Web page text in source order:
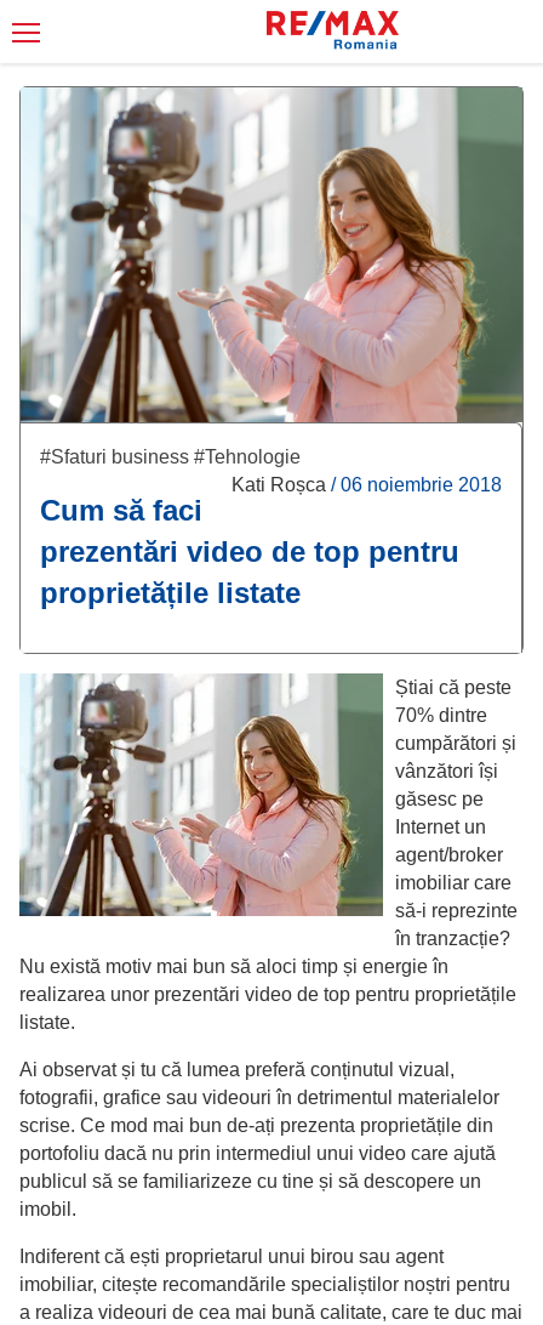
#Sfaturi business #Tehnologie
Kati Roșca /06 noiembrie 2018
Cum să faci
prezentări video de top pentru
proprietățile listate
Știai că peste
70% dintre
cumpărători și
vânzători își
găsesc pe
Internet un
agent/broker
imobiliar care
să-i reprezinte
în tranzacție?
Nu există motiv mai bun să aloci timp și energie în
realizarea unor prezentări video de top pentru proprietățile
listate.
Ai observat și tu că lumea preferă conținutul vizual,
fotografii, grafice sau videouri în detrimentul materialelor
scrise. Ce mod mai bun de-ați prezenta proprietățile din
portofoliu dacă nu prin intermediul unui video care ajută
publicul să se familiarizeze cu tine și să descopere un
imobil.
Indiferent că ești proprietarul unui birou sau agent
imobiliar, citește recomandările specialiștilor noștri pentru
a realiza videouri de cea mai bună calitate, care te duc mai